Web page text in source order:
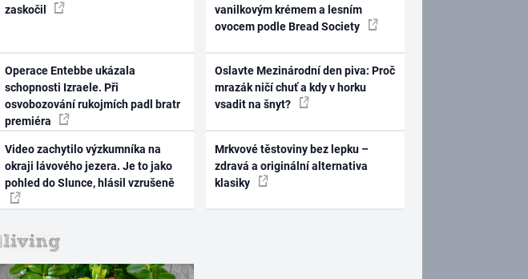
zaskočil
Operace Entebbe ukázala
schopnosti Izraele. Při
osvobozování rukojmích padl bratr
premiéra
Video zachytilo výzkumníka na
okraji lávového jezera. Je to jako
pohled do Slunce, hlásil vzrušeně
vanilkovým krémem a lesním
ovocem podle Bread Society
Oslavte Mezinárodní den piva: Proč
mrazák ničí chuť a kdy v horku
vsadit na šnyt?
Mrkvové těstoviny bez lepku –
zdravá a originální alternativa
klasiky